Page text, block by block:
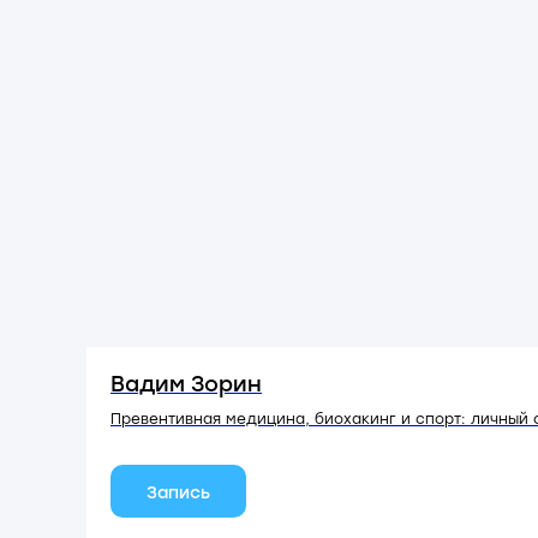
Вадим Зорин
Превентивная медицина, биохакинг и спорт: личный
Запись